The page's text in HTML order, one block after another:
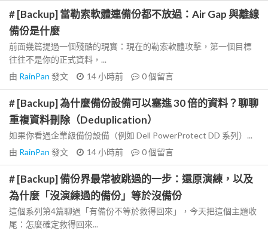
# [Backup] 當勒索軟體連備份都不放過：Air Gap 與離線
備份是什麼
前面幾篇提過一個殘酷的現實：現在的勒索軟體攻擊，第一個目標
往往不是你的正式資料，...
由 RainPan 發文 14 小時前 0個留言
# [Backup] 為什麼備份設備可以塞進 30 倍的資料？聊聊
重複資料刪除（Deduplication）
如果你看過企業級備份設備（例如 Dell PowerProtect DD 系列）...
由 RainPan 發文 14 小時前 0個留言
# [Backup] 備份界最常被跳過的一步：還原演練，以及
為什麼「沒演練過的備份」等於沒備份
這個系列第4篇聊過「有備份不等於救得回來」，今天把這個主題收
尾：怎麼確定救得回來...